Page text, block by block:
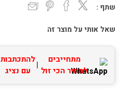
שתף :
שאל אותי על מוצר זה
מתחייבים
למחיר הכי זול |להתכתבות
עם נציג